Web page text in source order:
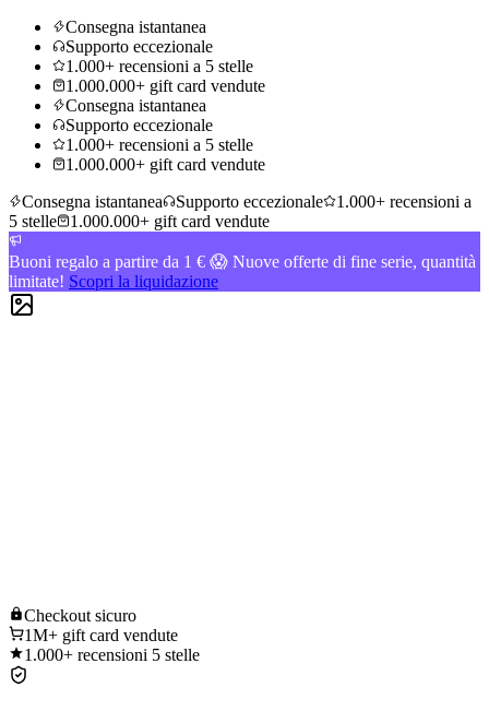
Consegna istantanea
Supporto eccezionale
1.000+ recensioni a 5 stelle
1.000.000+ gift card vendute
Consegna istantanea
Supporto eccezionale
1.000+ recensioni a 5 stelle
1.000.000+ gift card vendute
Consegna istantanea
Supporto eccezionale
1.000+ recensioni a
5 stelle
1.000.000+ gift card vendute
Buoni regalo a partire da 1 € 😱 Nuove offerte di fine serie, quantità
limitate! Scopri la liquidazione
Checkout sicuro
1M+ gift card vendute
1.000+ recensioni 5 stelle